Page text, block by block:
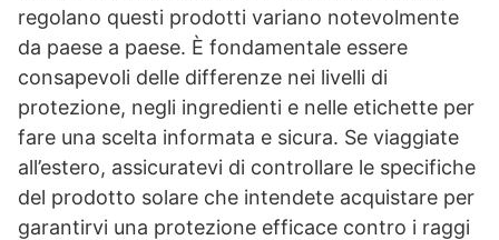
regolano questi prodotti variano notevolmente
da paese a paese. È fondamentale essere
consapevoli delle differenze nei livelli di
protezione, negli ingredienti e nelle etichette per
fare una scelta informata e sicura. Se viaggiate
all’estero, assicuratevi di controllare le specifiche
del prodotto solare che intendete acquistare per
garantirvi una protezione efficace contro i raggi